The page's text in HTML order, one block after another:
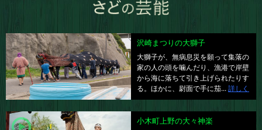
沢崎まつりの大獅子
大獅子が、無病息災を願って集落の
家の人の頭を噛んだり、漁港で岸壁
から海に落ちて引き上げられたりす
る。ほかに、尉面で手に茄... 詳しく
小木町上野の大々神楽